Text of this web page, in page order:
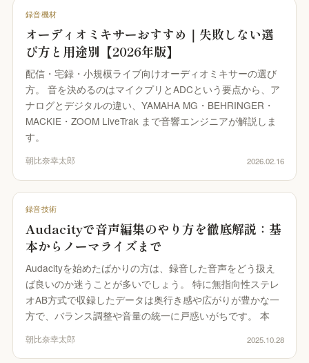
録音機材
オーディオミキサーおすすめ｜失敗しない選
び方と用途別【2026年版】
配信・宅録・小規模ライブ向けオーディオミキサーの選び
方。 音を決めるのはマイクプリとADCという要点から、ア
ナログとデジタルの違い、YAMAHA MG・BEHRINGER・
MACKIE・ZOOM LiveTrak まで音響エンジニアが解説しま
す。
朝比奈幸太郎 2026.02.16
録音技術
Audacityで音声編集のやり方を徹底解説：基
本からノーマライズまで
Audacityを始めたばかりの方は、録音した音声をどう扱え
ば良いのか迷うことが多いでしょう。 特に無指向性ステレ
オAB方式で収録したデータは奥行き感や広がりが豊かな一
方で、バランス調整や音量の統一に戸惑いがちです。 本
朝比奈幸太郎 2025.10.28